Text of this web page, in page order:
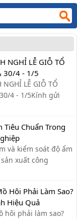
NGHỈ LỄ GIỖ TỔ
30/4 - 1/5
NGHỈ LỄ GIỖ TỔ
4 - 1/5Kính gửi
báo lịch nghỉ lễ
Vương: Nghỉ
Giải phóng miền
động (30/4 - ...
Tiêu Chuẩn Trong
và kiểm soát độ ẩm
xuất công
lượng sản phẩm.
Hôi Phải Làm Sao?
Hiệu Quả
hôi phải làm sao?